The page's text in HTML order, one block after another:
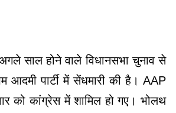
साल होने वाले विधानसभा चुनाव से
पार्टी में सेंधमारी की है। AAP
को कांग्रेस में शामिल हो गए। भोलथ